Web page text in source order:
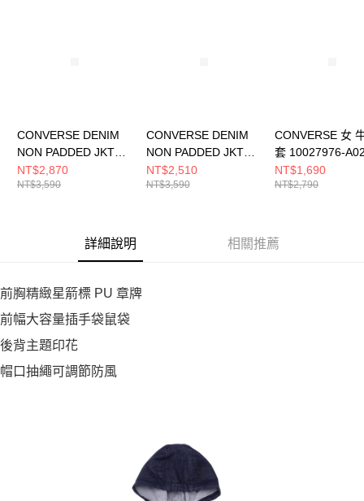
CONVERSE DENIM
NON PADDED JKT
DENIM BLUE 男 其他
外套 MCJ411-UHA
NT$2,870
NT$3,590
CONVERSE DENIM
NON PADDED JKT
DK DENIM BLUE 男女
休閒外套 UCJ124-
NT$2,510
NT$3,590
CONVERSE 女
套 10027976-
NT$1,690
NT$2,790
詳細說明 相關推薦
前胸精緻星箭標 PU 章牌
前幅大容量插手袋鼠袋
後背主題印花
帽口抽繩可調節防風